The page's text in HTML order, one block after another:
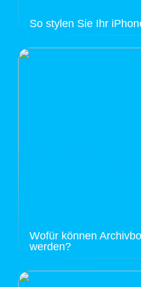
So stylen Sie Ihr
Wofür können
werden?